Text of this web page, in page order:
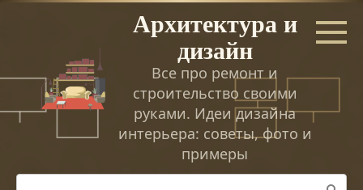
Перейти
Архитектура и
дизайн
Все про ремонт и
строительство своими
руками. Идеи дизайна
интерьера: советы, фото и
примеры
Поиск: